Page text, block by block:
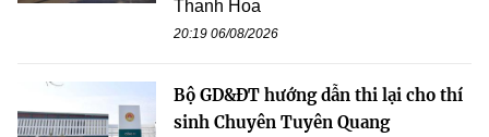
Thanh Hoa
20:19 06/08/2026
Bộ GD&ĐT hướng dẫn thi lại cho thí
sinh Chuyên Tuyên Quang